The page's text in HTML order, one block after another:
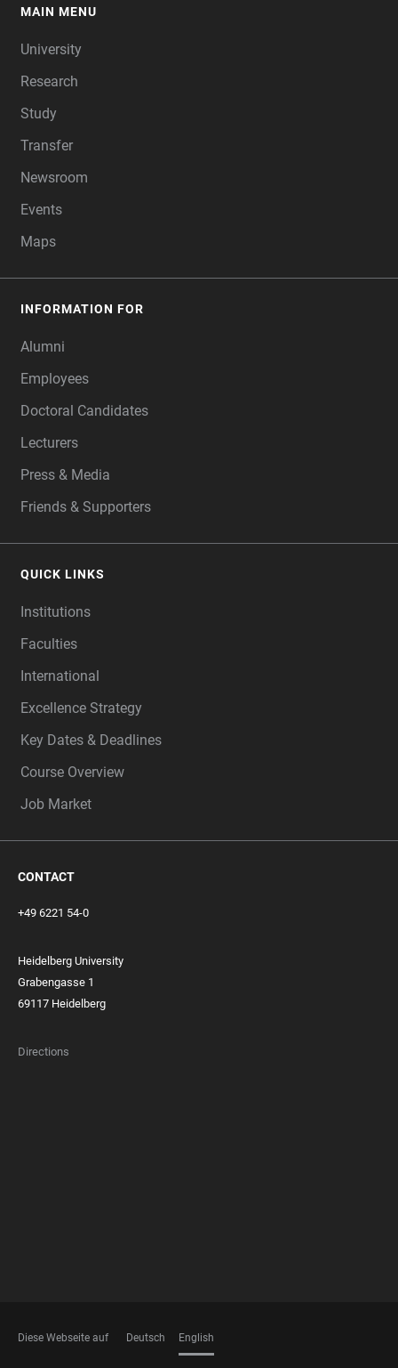
MAIN MENU
University
Research
Study
Transfer
Newsroom
Events
Maps
INFORMATION FOR
Alumni
Employees
Doctoral Candidates
Lecturers
Press & Media
Friends & Supporters
QUICK LINKS
Institutions
Faculties
International
Excellence Strategy
Key Dates & Deadlines
Course Overview
Job Market
CONTACT
+49 6221 54-0
Heidelberg University
Grabengasse 1
69117 Heidelberg
Directions
Diese Webseite auf Deutsch English